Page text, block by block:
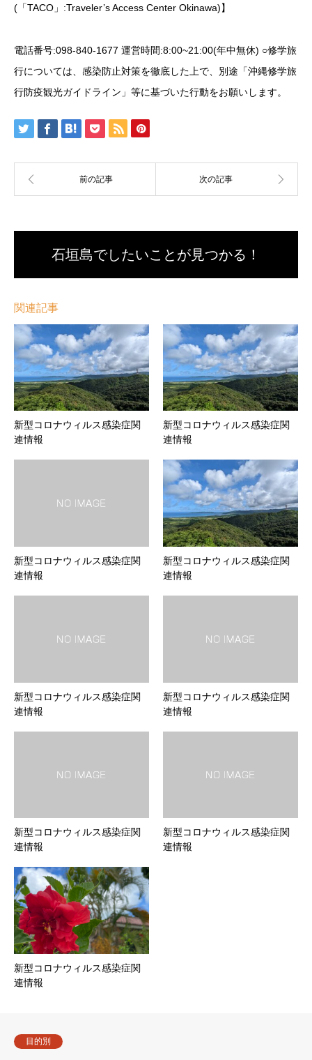
(「TACO」:Traveler’s Access Center Okinawa)】
電話番号:098-840-1677 運営時間:8:00~21:00(年中無休) ○修学旅
行については、感染防止対策を徹底した上で、別途「沖縄修学旅
行防疫観光ガイドライン」等に基づいた行動をお願いします。
石垣島でしたいことが見つかる！
関連記事
新型コロナウィルス感染症関
連情報
新型コロナウィルス感染症関
連情報
新型コロナウィルス感染症関
連情報
新型コロナウィルス感染症関
連情報
新型コロナウィルス感染症関
連情報
新型コロナウィルス感染症関
連情報
新型コロナウィルス感染症関
連情報
新型コロナウィルス感染症関
連情報
新型コロナウィルス感染症関
連情報
目的別